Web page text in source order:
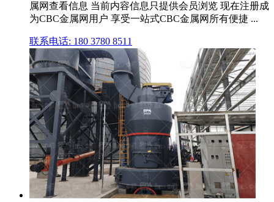
属网查看信息 当前内容信息只提供会员浏览 现在注册成
为CBC金属网用户 享受一站式CBC金属网所有便捷 ...
联系电话: 180 3780 8511